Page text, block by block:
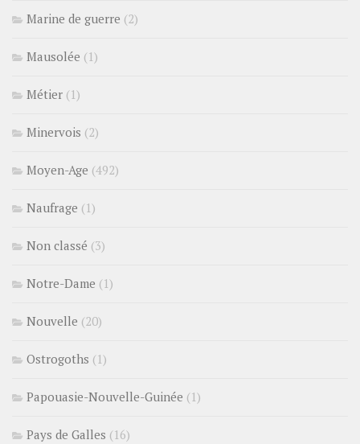
Marine de guerre (2)
Mausolée (1)
Métier (1)
Minervois (2)
Moyen-Age (492)
Naufrage (1)
Non classé (3)
Notre-Dame (1)
Nouvelle (20)
Ostrogoths (1)
Papouasie-Nouvelle-Guinée (1)
Pays de Galles (16)